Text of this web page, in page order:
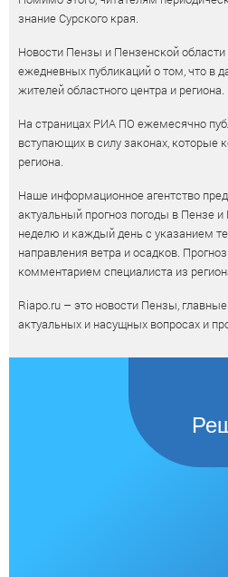
знание Сурского края.
Новости Пензы и Пензенской области
ежедневных публикаций о том, что в
жителей областного центра и региона.
На страницах РИА ПО ежемесячно
вступающих в силу законах, которые
региона.
Наше информационное агентство
актуальный прогноз погоды в Пензе
неделю и каждый день с указанием
направления ветра и осадков.
комментарием специалиста из
Riapo.ru – это новости Пензы,
актуальных и насущных вопросах и